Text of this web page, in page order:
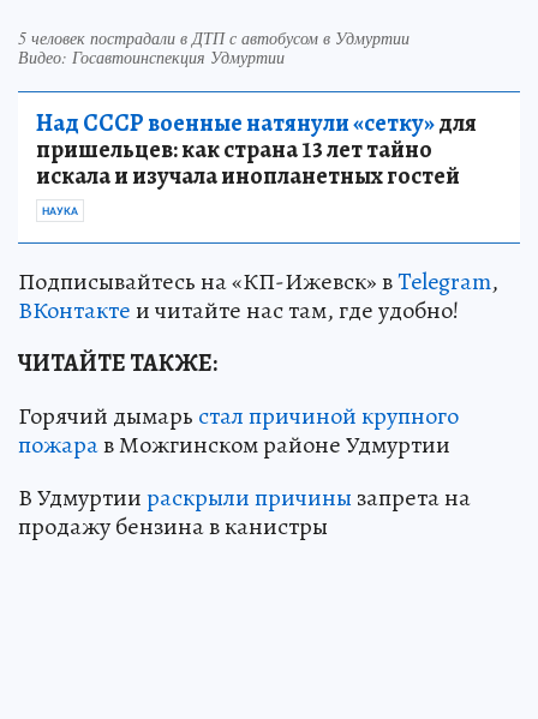
5 человек пострадали в ДТП с автобусом в Удмуртии
Видео: Госавтоинспекция Удмуртии
Над СССР военные натянули «сетку»для
пришельцев: как страна 13 лет тайно
искала и изучала инопланетных гостей
НАУКА
Подписывайтесь на «КП-Ижевск» вTelegram,
ВКонтактеи читайте нас там, где удобно!
ЧИТАЙТЕ ТАКЖЕ:
Горячий дымарь стал причиной крупного
пожарав Можгинском районе Удмуртии
В Удмуртиираскрыли причины запрета на
продажу бензина в канистры